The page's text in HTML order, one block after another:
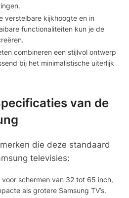
verstelbare kijkhoogte en in
functionaliteiten kun je de
combineren een stijlvol ontwerp
bij het minimalistische uiterlijk
van de
die deze standaard
televisies:
voor schermen van 32 tot 65 inch,
als grotere Samsung TV’s.